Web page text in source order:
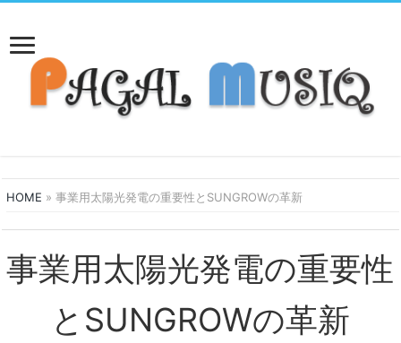
HOME »事業用太陽光発電の重要性とSUNGROWの革新
事業用太陽光発電の重要性
とSUNGROWの革新